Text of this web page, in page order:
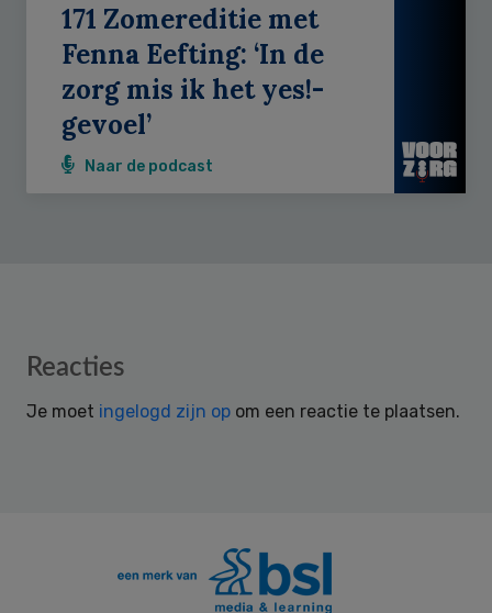
171 Zomereditie met
Fenna Eefting: ‘In de
zorg mis ik het yes!-
gevoel’
Naar de podcast
Reader
Reacties
Je moet ingelogd zijn op om een reactie te plaatsen.